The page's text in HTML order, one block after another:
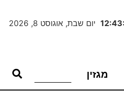
יום שבת, אוגוסט 8, 2026
מגזין